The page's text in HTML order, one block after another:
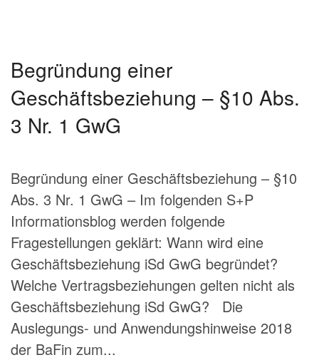
Begründung einer
Geschäftsbeziehung – §10 Abs.
3 Nr. 1 GwG
Begründung einer Geschäftsbeziehung – §10
Abs. 3 Nr. 1 GwG – Im folgenden S+P
Informationsblog werden folgende
Fragestellungen geklärt: Wann wird eine
Geschäftsbeziehung iSd GwG begründet?
Welche Vertragsbeziehungen gelten nicht als
Geschäftsbeziehung iSd GwG? Die
Auslegungs- und Anwendungshinweise 2018
der BaFin zum...